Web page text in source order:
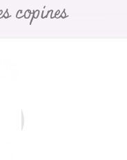
copines